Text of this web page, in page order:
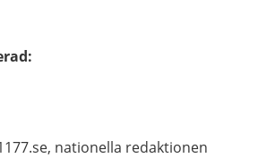
:
nationella redaktionen